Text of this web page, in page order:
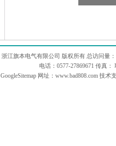
浙江旗本电气有限公司 版权所有 总访问量：
电话：0577-27869671 传真
GoogleSitemap 网址：www.bad808.com 技